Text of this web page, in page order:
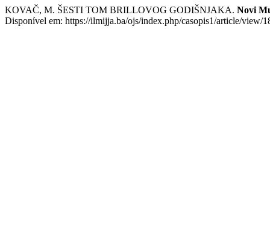
KOVAČ, M. ŠESTI TOM BRILLOVOG GODIŠNJAKA. Novi
Disponível em: https://ilmijja.ba/ojs/index.php/casopis1/article/view/